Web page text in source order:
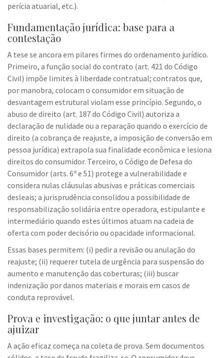
perícia atuarial, etc.).
Fundamentação jurídica: base para a
contestação
A tese se ancora em pilares firmes do ordenamento jurídico.
Primeiro, a função social do contrato (art. 421 do Código
Civil) impõe limites à liberdade contratual; contratos que,
por manobra, colocam o consumidor em situação de
desvantagem estrutural violam esse princípio. Segundo, o
abuso de direito (art. 187 do Código Civil) autoriza a
declaração de nulidade ou a reparação quando o exercício de
direito (a cobrança de reajuste, a imposição de conversão em
pessoa jurídica) extrapola sua finalidade econômica e lesiona
direitos do consumidor. Terceiro, o Código de Defesa do
Consumidor (arts. 6º e 51) protege a vulnerabilidade e
considera nulas cláusulas abusivas e práticas comerciais
desleais; a jurisprudência consolidou a possibilidade de
responsabilização solidária entre operadora, estipulante e
intermediário quando estes últimos atuam na cadeia de
oferta com poder decisório ou opacidade informacional.
Essas bases permitem: (i) pedir a revisão ou anulação do
reajuste; (ii) requerer tutela de urgência para suspensão do
aumento e manutenção das coberturas; (iii) buscar
indenização por danos materiais e morais em casos de
conduta reprovável.
Prova e investigação: o que juntar antes de
ajuizar
A ação eficaz começa na coleta de prova. Sem documentos